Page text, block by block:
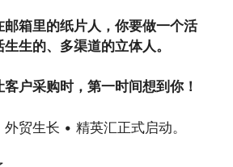
箱里的纸片人，你要做一个活
生的、多渠道的立体人。
户采购时，第一时间想到你！
贸生长 • 精英汇正式启动。